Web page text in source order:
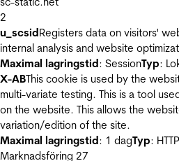
2
u_scsidRegisters data on visitors'
internal analysis and website
Maximal lagringstid: SessionTyp:
X-ABThis cookie is used by the
multi-variate testing. This is a tool
on the website. This allows the
variation/edition of the site.
Maximal lagringstid: 1 dagTyp:
Marknadsföring 27